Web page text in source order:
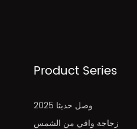
Product Series
2025 وصل حديثا
زجاجة واقي من الشمس